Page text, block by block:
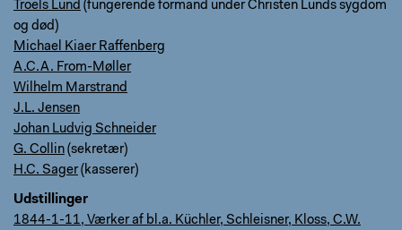
Troels Lund (fungerende formand under Christen Lunds sygdom
og død)
Michael Kiaer Raffenberg
A.C.A. From-Møller
Wilhelm Marstrand
J.L. Jensen
Johan Ludvig Schneider
G. Collin (sekretær)
H.C. Sager(kasserer)
Udstillinger
1844-1-11, Værker af bl.a. Küchler, Schleisner, Kloss, C.W.